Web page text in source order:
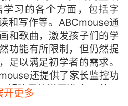
习的各个方面，包括字
和写作等。ABCmouse通
和歌曲，激发孩子们的学
功能有所限制，但仍然提
足以满足初学者的需求。
还提供了家长监控功
解孩子的学习进度。 第三
这款APP以主题式学习为
开更多